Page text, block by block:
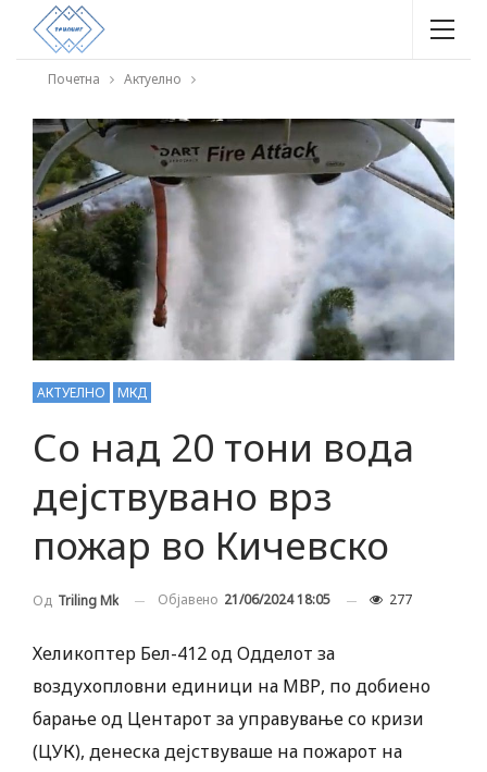
Почетна Актуелно
АКТУЕЛНО МКД
Со над 20 тони вода
дејствувано врз
пожар во Кичевско
Од Triling Mk Објавено 21/06/2024 18:05 277
Хеликоптер Бел-412 од Одделот за
воздухопловни единици на МВР, по добиено
барање од Центарот за управување со кризи
(ЦУК), денеска дејствуваше на пожарот на